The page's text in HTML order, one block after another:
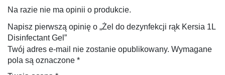
Na razie nie ma opinii o produkcie.
Napisz pierwszą opinię o „Żel do dezynfekcji rąk Kersia 1L
Disinfectant Gel”
Twój adres e-mail nie zostanie opublikowany. Wymagane
pola są oznaczone *